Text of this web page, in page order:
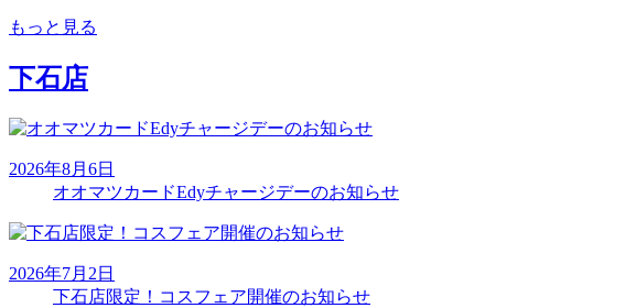
もっと見る
下石店
2026年8月6日
オオマツカードEdyチャージデーのお知らせ
2026年7月2日
下石店限定！コスフェア開催のお知らせ